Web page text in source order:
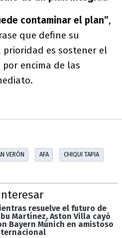
contaminar el plan”,
que define su
es sostener el
encima de las
VERÓN AFA CHIQUI TAPIA
resuelve el futuro de
Martínez, Aston Villa cayó
Bayern Múnich en amistoso